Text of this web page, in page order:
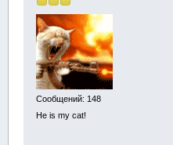
Сообщений: 148
He is my cat!